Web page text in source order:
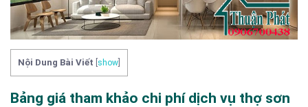
Nội Dung Bài Viết show
Bảng giá tham khảo chi phí dịch vụ thợ sơn